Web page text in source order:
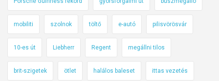
mobiliti szolnok töltő e-autó pilisvörösvár
10-es út Liebherr Regent megállni tilos
brit-szigetek ötlet halálos baleset ittas vezetés